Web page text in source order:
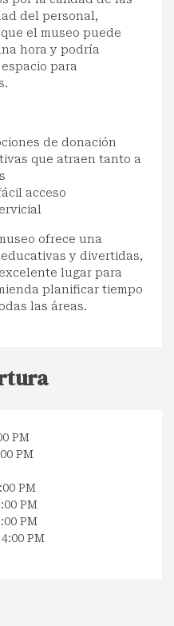
del personal,
el museo puede
hora y podría
para
de donación
que atraen tanto a
acceso
ofrece una
y divertidas,
lugar para
planificar tiempo
las áreas.
PM
PM
PM
PM
PM
PM